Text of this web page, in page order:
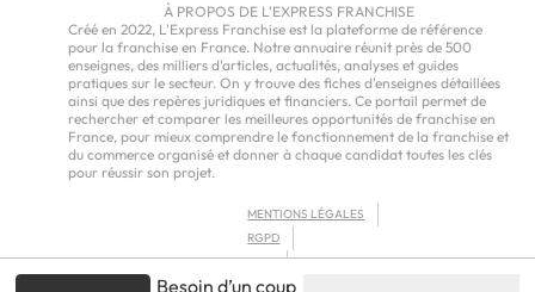
Besoin d’un coup
À PROPOS DE L'EXPRESS FRANCHISE
Créé en 2022, L'Express Franchise est la plateforme de référence
pour la franchise en France. Notre annuaire réunit près de 500
enseignes, des milliers d'articles, actualités, analyses et guides
pratiques sur le secteur. On y trouve des fiches d'enseignes détaillées
ainsi que des repères juridiques et financiers. Ce portail permet de
rechercher et comparer les meilleures opportunités de franchise en
France, pour mieux comprendre le fonctionnement de la franchise et
du commerce organisé et donner à chaque candidat toutes les clés
pour réussir son projet.
MENTIONS LÉGALES
RGPD
CGU
CGV – EUROPE